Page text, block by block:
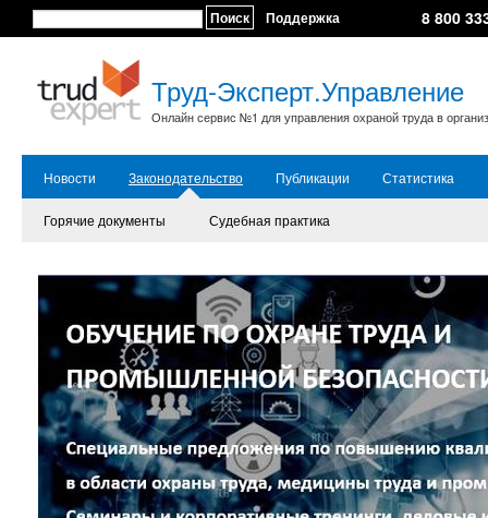
Поиск Поддержка 8 800
Труд-Эксперт.Управление
Онлайн сервис №1 для управления охраной труда в
Новости Законодательство Публикации Статистика
Горячие документы Судебная практика